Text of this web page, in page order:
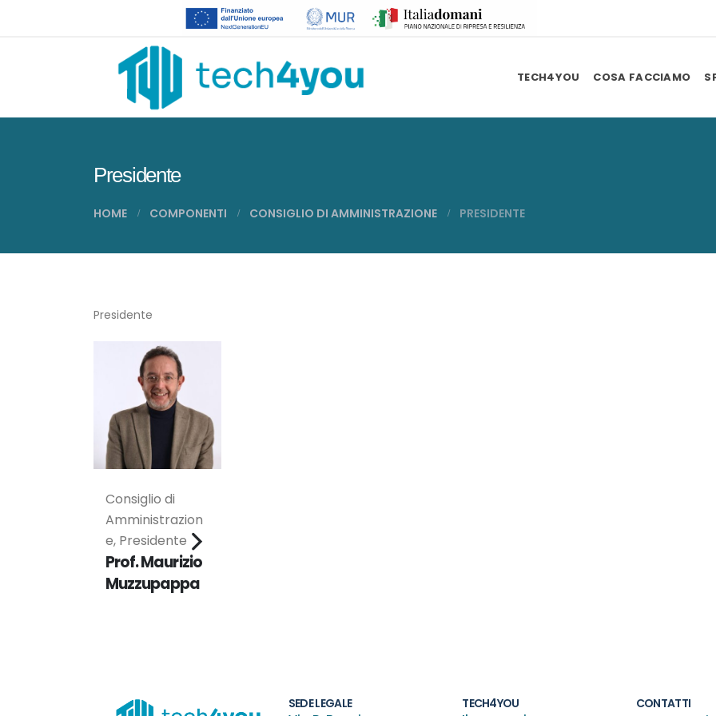
TECH4YOU COSA FACCIAMO
Presidente
HOME COMPONENTI CONSIGLIO DI AMMINISTRAZIONE PRESIDENTE
Presidente
Consiglio di
Amministrazion
e, Presidente
Prof. Maurizio
Muzzupappa
SEDE LEGALE TECH4YOU CONTATTI